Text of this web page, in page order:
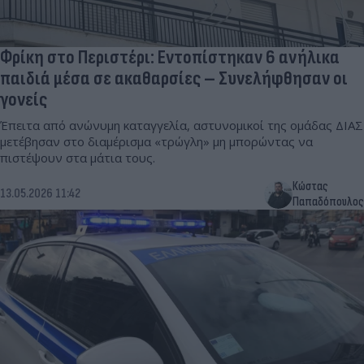
Φρίκη στο Περιστέρι: Εντοπίστηκαν 6 ανήλικα
παιδιά μέσα σε ακαθαρσίες – Συνελήφθησαν οι
γονείς
Έπειτα από ανώνυμη καταγγελία, αστυνομικοί της ομάδας ΔΙΑΣ
μετέβησαν στο διαμέρισμα «τρώγλη» μη μπορώντας να
πιστέψουν στα μάτια τους.
13.05.2026 11:42
Κώστας
Παπαδόπουλος